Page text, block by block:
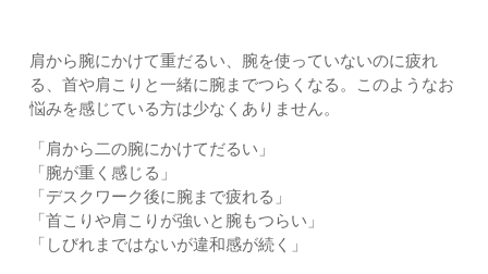
肩から腕にかけて重だるい、腕を使っていないのに疲れ
る、首や肩こりと一緒に腕までつらくなる。このようなお
悩みを感じている方は少なくありません。
「肩から二の腕にかけてだるい」
「腕が重く感じる」
「デスクワーク後に腕まで疲れる」
「首こりや肩こりが強いと腕もつらい」
「しびれまではないが違和感が続く」